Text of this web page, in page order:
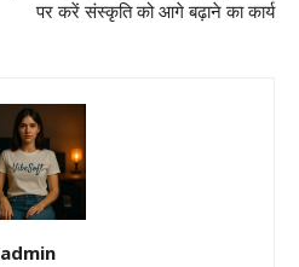
पर करें संस्कृति को आगे बढ़ाने का कार्य
admin